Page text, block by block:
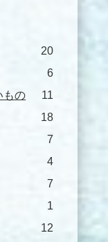
20
6
もの
11
18
7
4
7
1
12